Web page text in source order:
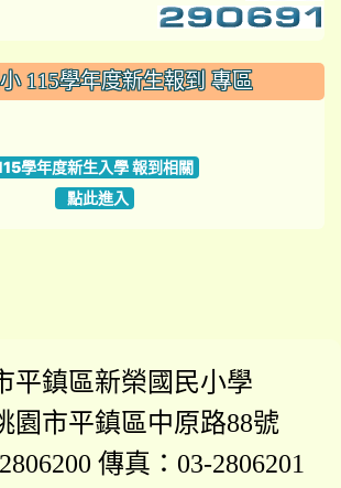
115學年度新生報到 專區
學年度新生入學 報到相關
點此進入
平鎮區新榮國民小學
園市平鎮區中原路88號
傳真：03-2806201